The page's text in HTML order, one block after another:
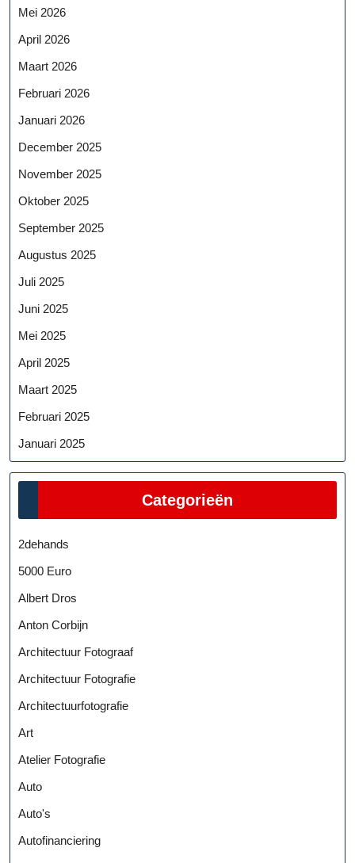
Mei 2026
April 2026
Maart 2026
Februari 2026
Januari 2026
December 2025
November 2025
Oktober 2025
September 2025
Augustus 2025
Juli 2025
Juni 2025
Mei 2025
April 2025
Maart 2025
Februari 2025
Januari 2025
Categorieën
2dehands
5000 Euro
Albert Dros
Anton Corbijn
Architectuur Fotograaf
Architectuur Fotografie
Architectuurfotografie
Art
Atelier Fotografie
Auto
Auto's
Autofinanciering